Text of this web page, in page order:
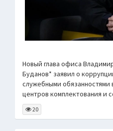
Новый глава офиса
Буданов* заявил о
служебными
центров комплектования и
20